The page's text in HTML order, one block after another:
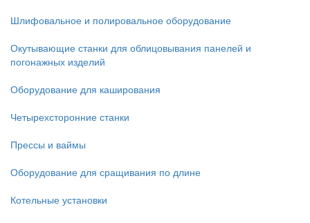
Шлифовальное и полировальное оборудование
Окутывающие станки для облицовывания панелей и
погонажных изделий
Оборудование для каширования
Четырехсторонние станки
Прессы и ваймы
Оборудование для сращивания по длине
Котельные установки